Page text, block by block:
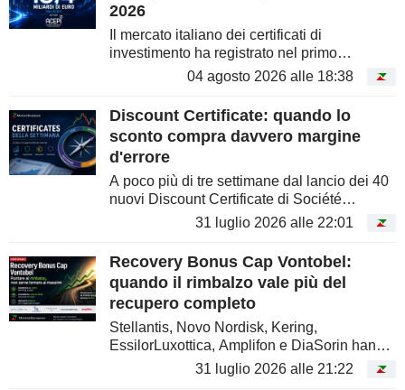
2026
Il mercato italiano dei certificati di
investimento ha registrato nel primo
semestre 2026 una raccolta record di 18,4
miliardi di euro, il miglior risultato semestrale
di sempre. Secondo i dati ACEPI,...
04 agosto 2026 alle 18:38
Discount Certificate: quando lo
sconto compra davvero margine
d'errore
A poco più di tre settimane dal lancio dei 40
nuovi Discount Certificate di Société
Générale, l'andamento dei sottostanti ha già
modificato l'equilibrio tra sconto, distanza dal
Cap e rendimento...
31 luglio 2026 alle 22:01
Recovery Bonus Cap Vontobel:
quando il rimbalzo vale più del
recupero completo
Stellantis, Novo Nordisk, Kering,
EssilorLuxottica, Amplifon e DiaSorin hanno
storie molto diverse, ma un elemento
comune: il mercato ha già corretto molto, o
31 luglio 2026 alle 21:22